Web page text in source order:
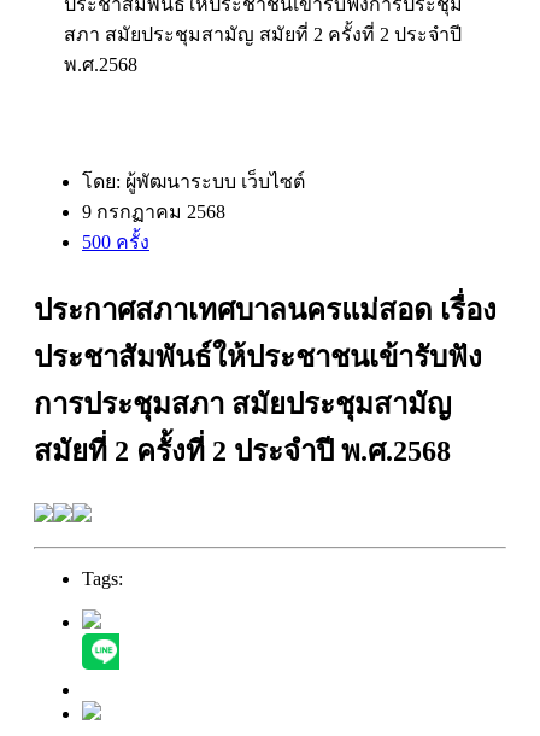
โดย: ผู้พัฒนาระบบ เว็บไซต์
9 กรกฏาคม 2568
500 ครั้ง
ประกาศสภาเทศบาลนครแม่สอด เรื่อง
ประชาสัมพันธ์ให้ประชาชนเข้ารับฟัง
การประชุมสภา สมัยประชุมสามัญ
สมัยที่ 2 ครั้งที่ 2 ประจำปี พ.ศ.2568
Tags: